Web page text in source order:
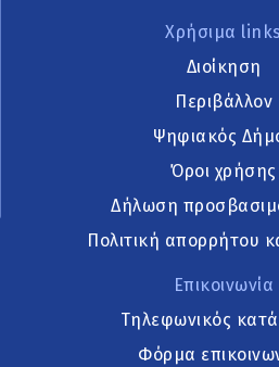
Χρήσιμα links
Διοίκηση
Περιβάλλον
Ψηφιακός
Όροι χρήσης
Δήλωση
Πολιτική απορρήτου
Επικοινωνία
Τηλεφωνικός
Φόρμα